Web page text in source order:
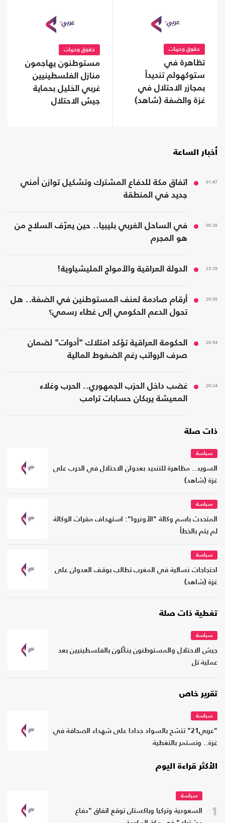
حقوق وحريات
تظاهرة في
ستوكهولم تنديداً
بمجازر الاحتلال في
غزة والضفة (شاهد)
حقوق وحريات
مستوطنون يهاجمون
منازل الفلسطينيين
غربي الخليل بحماية
جيش الاحتلال
أخبار الساعة
01:47
اتفاق مكة للدفاع المشترك وتشكيل توازن أمني
جديد في المنطقة
00:26
في الساحل الغربي بليبيا.. حين يعرّف السلاح من
هو المجرم
23:29 الدولة العراقية والأمواج المليشياوية!
20:58
أرقام صادمة لعنف المستوطنين في الضفة.. هل
تحول الدعم الحكومي إلى غطاء رسمي؟
20:54
الحكومة العراقية تؤكد امتلاك "أدوات" لضمان
صرف الرواتب رغم الضغوط المالية
20:24
غضب داخل الحزب الجمهوري.. الحرب وغلاء
المعيشة يربكان حسابات ترامب
ذات صلة
سياسة
السويد.. مظاهرة للتنديد بعدوان الاحتلال في الحرب على
غزة (شاهد)
سياسة
المتحدث باسم وكالة "الأونروا": استهداف مقرات الوكالة
لم يتم بالخطأ
سياسة
احتجاجات نسائية في المغرب تطالب بوقف العدوان على
غزة (شاهد)
تغطية ذات صلة
سياسة
جيش الاحتلال والمستوطنون ينكّلون بالفلسطينيين بعد
عملية تل
تقرير خاص
سياسة
"عربي21" تتشح بالسواد حدادا على شهداء الصحافة في
غزة.. وتستمر بالتغطية
الأكثر قراءة اليوم
1
سياسة
السعودية وتركيا وباكستان توقع اتفاق "دفاع